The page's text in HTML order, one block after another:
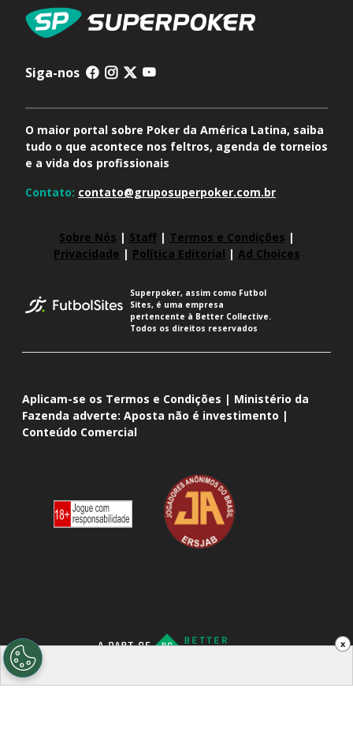
x
Siga-nos
O maior portal sobre Poker da América Latina, saiba
tudo o que acontece nos feltros, agenda de torneios
e a vida dos profissionais
Contato: contato@gruposuperpoker.com.br
Sobre Nós | Staff| Termos e Condições |
Privacidade | Política Editorial | Ad Choices
Superpoker, assim como Futbol
Sites, é uma empresa
pertencente à Better Collective.
Todos os direitos reservados
Aplicam-se os Termos e Condições | Ministério da
Fazenda adverte: Aposta não é investimento |
Conteúdo Comercial